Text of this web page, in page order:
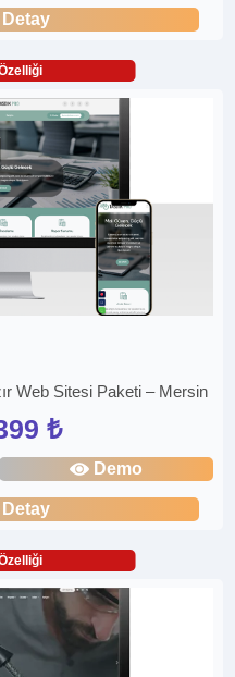
Web Sitesi Paketi – Mersin
₺
Demo